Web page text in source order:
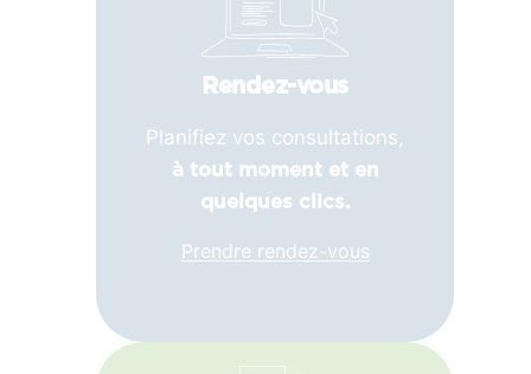
Rendez-vous
Planifiez vos consultations,
à tout moment et en
quelques clics.
Prendre rendez-vous